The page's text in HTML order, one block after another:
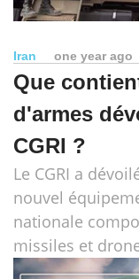
Iran one year ago
Que
d'armes
CGRI ?
Le CGRI a
nouvel
nationale
missiles et